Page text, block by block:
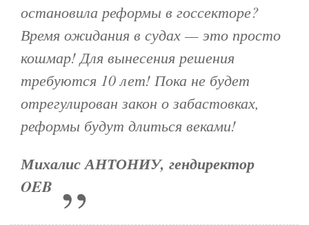
остановила реформы в госсекторе?
Время ожидания в судах — это просто
кошмар! Для вынесения решения
требуются 10 лет! Пока не будет
отрегулирован закон о забастовках,
реформы будут длиться веками!
Михалис АНТОНИУ, гендиректор
OEB